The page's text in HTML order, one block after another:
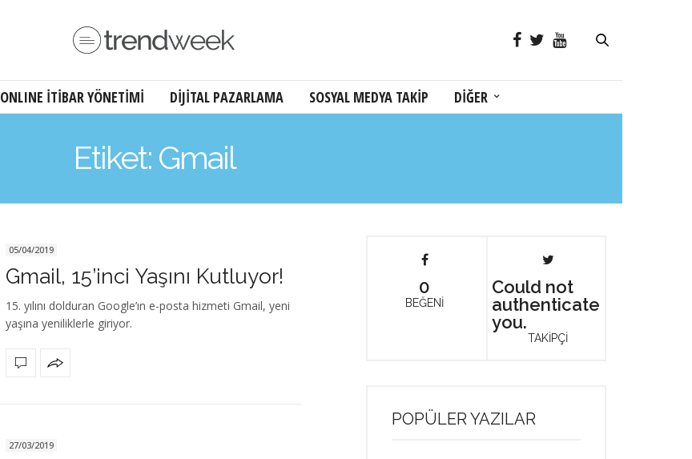
ONLINE İTİBAR YÖNETİMİ DİJİTAL PAZARLAMA SOSYAL MEDYA TAKİP DİĞER
Etiket: Gmail
05/04/2019
Gmail, 15’inci Yaşını Kutluyor!
15. yılını dolduran Google’ın e-posta hizmeti Gmail, yeni
yaşına yeniliklerle giriyor.
27/03/2019
0
BEĞENİ
Could not
authenticate
you.
TAKİPÇİ
POPÜLER YAZILAR